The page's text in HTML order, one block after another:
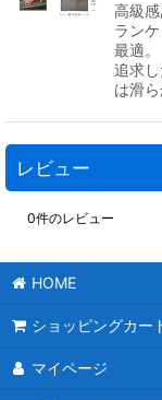
高級
ラン
最適
追求
は滑
レビュー
0件のレビュー
HOME
ショッピングカー
マイページ